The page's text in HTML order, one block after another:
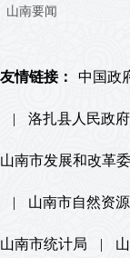
山南要闻
友情链接： 中国政
| 洛扎县人民政府
山南市发展和改革
| 山南市自然资
山南市统计局 |